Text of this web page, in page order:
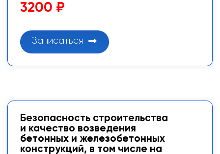
3200 ₽
Записаться
Безопасность строительства
и качество возведения
бетонных и железобетонных
конструкций, в том числе на